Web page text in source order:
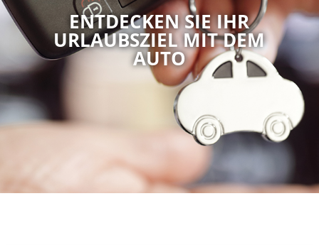
ENTDECKEN SIE IHR
URLAUBSZIEL MIT DEM
AUTO